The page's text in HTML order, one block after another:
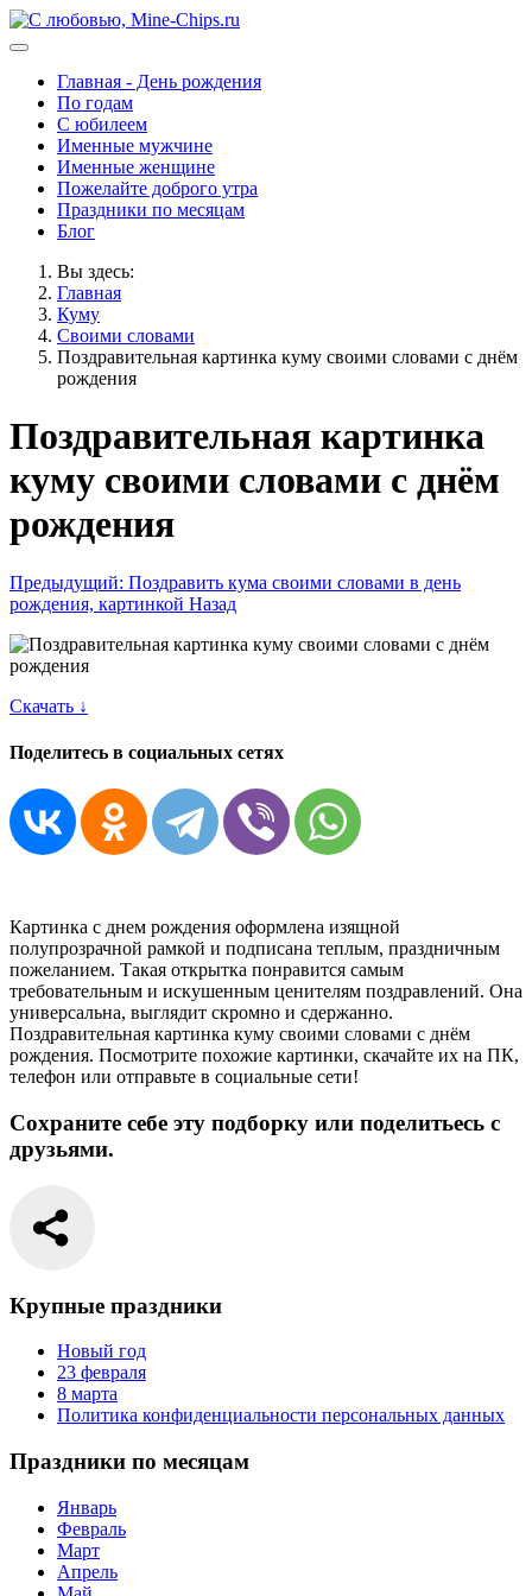
Главная - День рождения
По годам
С юбилеем
Именные мужчине
Именные женщине
Пожелайте доброго утра
Праздники по месяцам
Блог
Вы здесь:
Главная
Куму
Своими словами
Поздравительная картинка куму своими словами с днём
рождения
Поздравительная картинка
куму своими словами с днём
рождения
Предыдущий: Поздравить кума своими словами в день
рождения, картинкой Назад
Скачать ↓
Поделитесь в социальных сетях
Картинка с днем рождения оформлена изящной
полупрозрачной рамкой и подписана теплым, праздничным
пожеланием. Такая открытка понравится самым
требовательным и искушенным ценителям поздравлений. Она
универсальна, выглядит скромно и сдержанно.
Поздравительная картинка куму своими словами с днём
рождения. Посмотрите похожие картинки, скачайте их на ПК,
телефон или отправьте в социальные сети!
Сохраните себе эту подборку или поделитьесь с
друзьями.
Крупные праздники
Новый год
23 февраля
8 марта
Политика конфиденциальности персональных данных
Праздники по месяцам
Январь
Февраль
Март
Апрель